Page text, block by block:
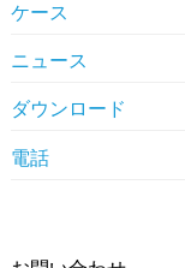
ケース
Pharmaceuticals
Clients' Comments
ニュース
Industrial News
Company News
ダウンロード
Company Compliance
電話